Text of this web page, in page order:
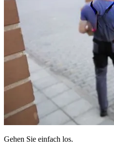
Gehen Sie einfach los.